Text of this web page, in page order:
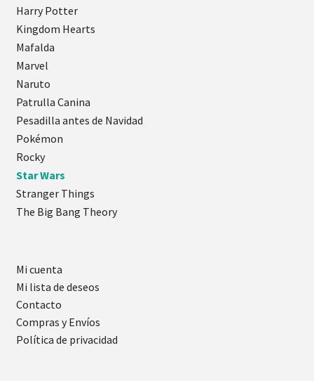
Harry Potter
Kingdom Hearts
Mafalda
Marvel
Naruto
Patrulla Canina
Pesadilla antes de Navidad
Pokémon
Rocky
Star Wars
Stranger Things
The Big Bang Theory
Mi cuenta
Mi lista de deseos
Contacto
Compras y Envíos
Política de privacidad